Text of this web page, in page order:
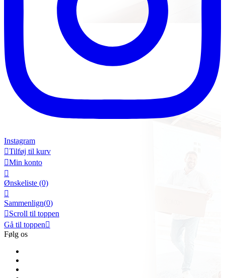
Instagram
Tilføj til kurv
Min konto

Ønskeliste (0)

Sammenlign(0)
Scroll til toppen
Gå til toppen
Følg os